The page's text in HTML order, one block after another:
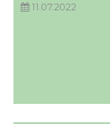
11.07.2022